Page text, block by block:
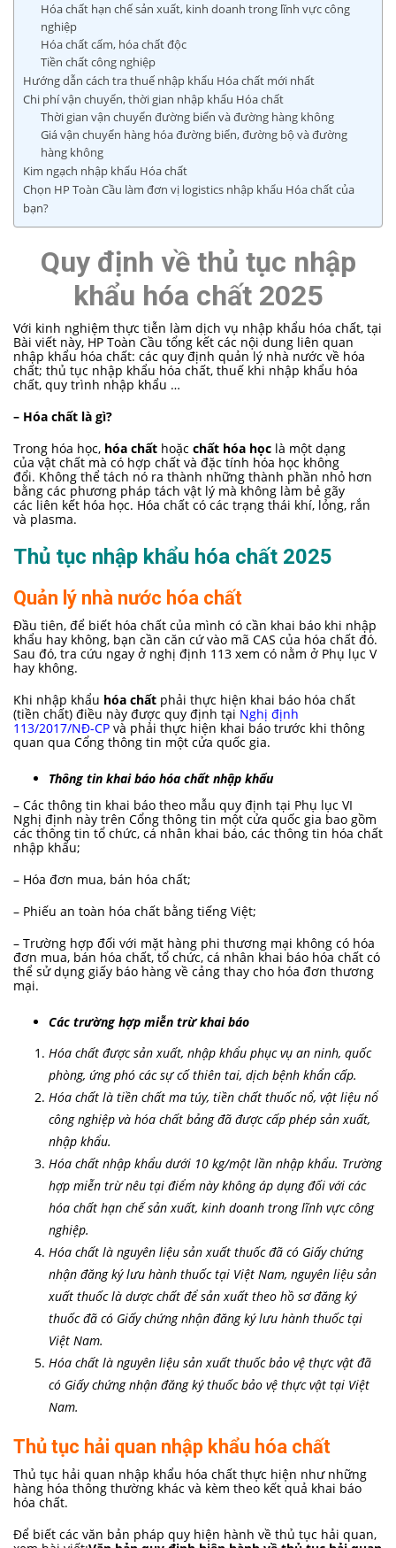
Hóa chất hạn chế sản xuất, kinh doanh trong lĩnh vực công
nghiệp
Hóa chất cấm, hóa chất độc
Tiền chất công nghiệp
Hướng dẫn cách tra thuế nhập khẩu Hóa chất mới nhất
Chi phí vận chuyển, thời gian nhập khẩu Hóa chất
Thời gian vận chuyển đường biển và đường hàng không
Giá vận chuyển hàng hóa đường biển, đường bộ và đường
hàng không
Kim ngạch nhập khẩu Hóa chất
Chọn HP Toàn Cầu làm đơn vị logistics nhập khẩu Hóa chất của
bạn?
Quy định về thủ tục nhập
khẩu hóa chất 2025
Với kinh nghiệm thực tiễn làm dịch vụ nhập khẩu hóa chất, tại
Bài viết này, HP Toàn Cầu tổng kết các nội dung liên quan
nhập khẩu hóa chất: các quy định quản lý nhà nước về hóa
chất; thủ tục nhập khẩu hóa chất, thuế khi nhập khẩu hóa
chất, quy trình nhập khẩu …
– Hóa chất là gì?
Trong hóa học, hóa chất hoặc chất hóa học là một dạng
của vật chất mà có hợp chất và đặc tính hóa học không
đổi. Không thể tách nó ra thành những thành phần nhỏ hơn
bằng các phương pháp tách vật lý mà không làm bẻ gãy
các liên kết hóa học. Hóa chất có các trạng thái khí, lỏng, rắn
và plasma.
Thủ tục nhập khẩu hóa chất 2025
Quản lý nhà nước hóa chất
Đầu tiên, để biết hóa chất của mình có cần khai báo khi nhập
khẩu hay không, bạn cần căn cứ vào mã CAS của hóa chất đó.
Sau đó, tra cứu ngay ở nghị định 113 xem có nằm ở Phụ lục V
hay không.
Khi nhập khẩu hóa chất phải thực hiện khai báo hóa chất
(tiền chất) điều này được quy định tại Nghị định
113/2017/NĐ-CP và phải thực hiện khai báo trước khi thông
quan qua Cổng thông tin một cửa quốc gia.
Thông tin khai báo hóa chất nhập khẩu
– Các thông tin khai báo theo mẫu quy định tại Phụ lục VI
Nghị định này trên Cổng thông tin một cửa quốc gia bao gồm
các thông tin tổ chức, cá nhân khai báo, các thông tin hóa chất
nhập khẩu;
– Hóa đơn mua, bán hóa chất;
– Phiếu an toàn hóa chất bằng tiếng Việt;
– Trường hợp đối với mặt hàng phi thương mại không có hóa
đơn mua, bán hóa chất, tổ chức, cá nhân khai báo hóa chất có
thể sử dụng giấy báo hàng về cảng thay cho hóa đơn thương
mại.
Các trường hợp miễn trừ khai báo
Hóa chất được sản xuất, nhập khẩu phục vụ an ninh, quốc
phòng, ứng phó các sự cố thiên tai, dịch bệnh khẩn cấp.
Hóa chất là tiền chất ma túy, tiền chất thuốc nổ, vật liệu nổ
công nghiệp và hóa chất bảng đã được cấp phép sản xuất,
nhập khẩu.
Hóa chất nhập khẩu dưới 10 kg/một lần nhập khẩu. Trường
hợp miễn trừ nêu tại điểm này không áp dụng đối với các
hóa chất hạn chế sản xuất, kinh doanh trong lĩnh vực công
nghiệp.
Hóa chất là nguyên liệu sản xuất thuốc đã có Giấy chứng
nhận đăng ký lưu hành thuốc tại Việt Nam, nguyên liệu sản
xuất thuốc là dược chất để sản xuất theo hồ sơ đăng ký
thuốc đã có Giấy chứng nhận đăng ký lưu hành thuốc tại
Việt Nam.
Hóa chất là nguyên liệu sản xuất thuốc bảo vệ thực vật đã
có Giấy chứng nhận đăng ký thuốc bảo vệ thực vật tại Việt
Nam.
Thủ tục hải quan nhập khẩu hóa chất
Thủ tục hải quan nhập khẩu hóa chất thực hiện như những
hàng hóa thông thường khác và kèm theo kết quả khai báo
hóa chất.
Để biết các văn bản pháp quy hiện hành về thủ tục hải quan,